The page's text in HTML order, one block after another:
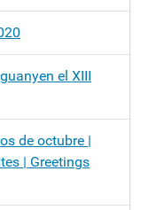
el XIII
de octubre |
| Greetings